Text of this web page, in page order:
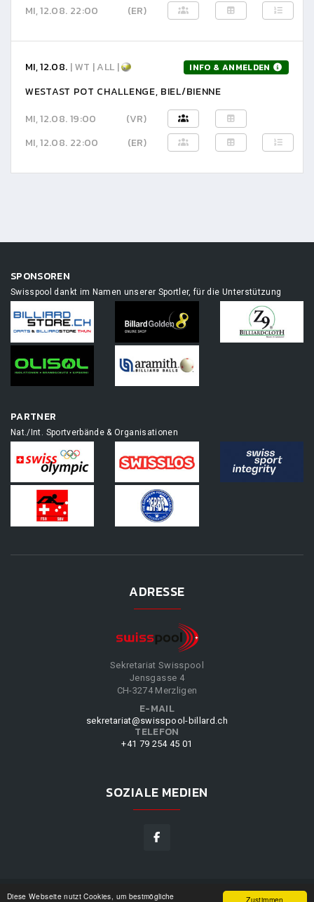
Zustimmen
Diese Webseite nutzt Cookies, um bestmögliche
MI, 12.08. 22:00
(ER)
MI, 12.08. | WT | ALL | INFO & ANMELDEN
WESTAST POT CHALLENGE, BIEL/BIENNE
MI, 12.08. 19:00
(VR)
MI, 12.08. 22:00
(ER)
SPONSOREN
Swisspool dankt im Namen unserer Sportler, für die Unterstützung
PARTNER
Nat./Int. Sportverbände & Organisationen
ADRESSE
Sekretariat Swisspool
Jensgasse 4
CH-3274 Merzligen
E-MAIL
sekretariat@swisspool-billard.ch
TELEFON
+41 79 254 45 01
SOZIALE MEDIEN
SWISSPOOL©2026|DESIGN BY UNSERE